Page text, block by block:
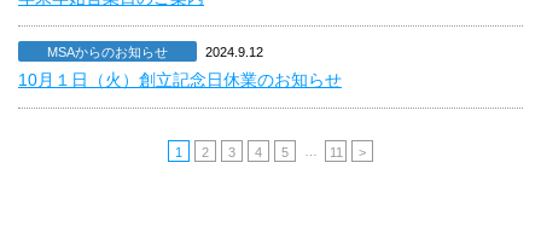
MSAからのお知らせ 2024.9.12
10月１日（火）創立記念日休業のお知らせ
1 2 3 4 5 11 >